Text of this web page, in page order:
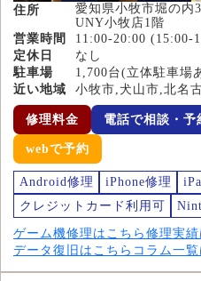
住所
愛知県小牧市堀の内
UNY小牧店1階
営業時間
11:00-20:00 (15:00-
定休日
なし
駐車場
1,700台(立体駐車場
近い地域
小牧市,犬山市,北名
修理料金 電話で相談・予
webで予約
Android修理 iPhone修理
クレジットカード利用可
ゲーム機修理はこちら 修理実績
データ復旧はこちら コラム一